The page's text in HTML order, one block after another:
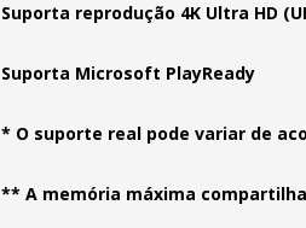
Suporta reprodução 4K Ultra HD
Suporta Microsoft PlayReady
* O suporte real pode variar de
** A memória máxima